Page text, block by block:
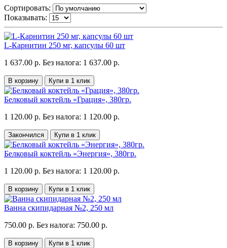
Сортировать:
Показывать:
L-Карнитин 250 мг, капсулы 60 шт
1 637.00 р. Без налога: 1 637.00 р.
В корзину Купи в 1 клик
Белковый коктейль «Грация», 380гр.
1 120.00 р. Без налога: 1 120.00 р.
Закончился Купи в 1 клик
Белковый коктейль «Энергия», 380гр.
1 120.00 р. Без налога: 1 120.00 р.
В корзину Купи в 1 клик
Ванна скипидарная №2, 250 мл
750.00 р. Без налога: 750.00 р.
В корзину Купи в 1 клик